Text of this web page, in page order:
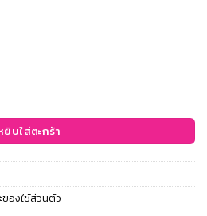
208.00.
อต คอร์เรคเตอร์ เจล ชิ้น
ยิบใส่ตะกร้า
องใช้ส่วนตัว